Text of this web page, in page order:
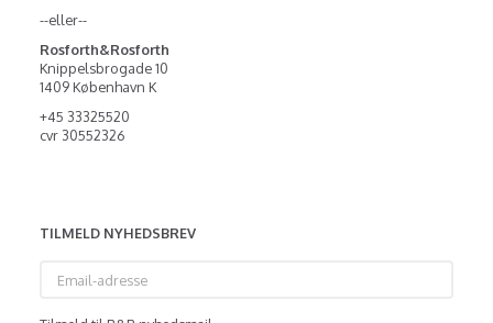
--eller--
Rosforth&Rosforth
Knippelsbrogade 10
1409 København K
+45 33325520
cvr 30552326
TILMELD NYHEDSBREV
adresse